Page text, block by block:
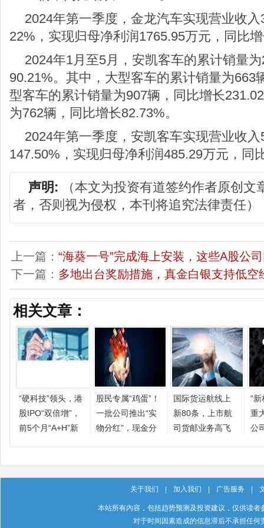
2024年第一季度，金龙汽车实现营业收
22%，实现归母净利润1765.95万元，同比
2024年1月至5月，安凯客车的累计销量
90.21%。其中，大型客车的累计销量为663
型客车的累计销量为907辆，同比增长
为762辆，同比增长82.73%。
2024年第一季度，安凯客车实现营业收
147.50%，实现归母净利润485.29万元，同
声明:
（本文为投资有道签约作者原创
者，否则视为侵权，本刊将追究法律责任）
上一篇： “海葵一号”完成海上安装，这些A股公
下一篇： 多地出台奖励措施，真金白银支持低空
相关文章：
“硬科技”领头，港
股IPO“双倍增”，
前5个月“A+H”新
股民专属“鸡蛋”！
一批公司推出“实
物分红”，现金分
国际货运航线上
新80条，上市航
司货邮业务高飞
“
重
公
关于我们 加入我们 广告服务
本站所有内容，包括趋势预测及投资建议，仅供读
对于时间因素造成的信息滞后不承担任